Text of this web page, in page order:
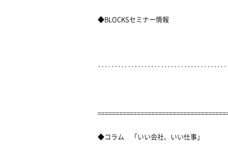
◆BLOCKSセミナー情報
◆コラム 「いい会社、いい仕事」